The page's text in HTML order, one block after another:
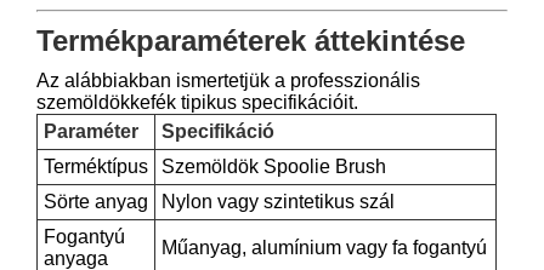
Termékparaméterek áttekintése
Az alábbiakban ismertetjük a professzionális
szemöldökkefék tipikus specifikációit.
Paraméter
Specifikáció
Terméktípus
Szemöldök Spoolie Brush
Sörte anyag
Nylon vagy szintetikus szál
Fogantyú
anyaga
Műanyag, alumínium vagy fa fogantyú